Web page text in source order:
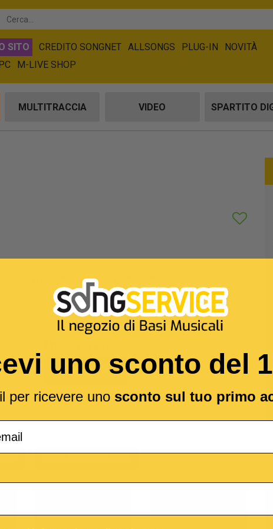
SITO CREDITO SONGNET ALLSONGS PLUG-IN
NOVITÀ
M-LIVE SHOP
MULTITRACCIA VIDEO SPARTITO
reso celebre daEros Ramazzotti
1,89 €
uno sconto del
per ricevere uno sconto sul tuo primo